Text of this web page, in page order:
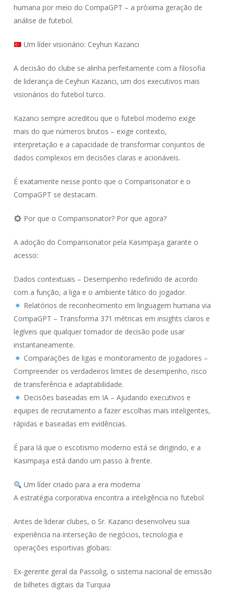
humana por meio do CompaGPT – a próxima geração de
análise de futebol.
Um líder visionário: Ceyhun Kazancı
A decisão do clube se alinha perfeitamente com a filosofia
de liderança de Ceyhun Kazancı, um dos executivos mais
visionários do futebol turco.
Kazancı sempre acreditou que o futebol moderno exige
mais do que números brutos – exige contexto,
interpretação e a capacidade de transformar conjuntos de
dados complexos em decisões claras e acionáveis.
É exatamente nesse ponto que o Comparisonator e o
CompaGPT se destacam.
Por que o Comparisonator? Por que agora?
A adoção do Comparisonator pela Kasımpaşa garante o
acesso:
Dados contextuais – Desempenho redefinido de acordo
com a função, a liga e o ambiente tático do jogador.
Relatórios de reconhecimento em linguagem humana via
CompaGPT – Transforma 371 métricas em insights claros e
legíveis que qualquer tomador de decisão pode usar
instantaneamente.
Comparações de ligas e monitoramento de jogadores –
Compreender os verdadeiros limites de desempenho, risco
de transferência e adaptabilidade.
Decisões baseadas em IA – Ajudando executivos e
equipes de recrutamento a fazer escolhas mais inteligentes,
rápidas e baseadas em evidências.
É para lá que o escotismo moderno está se dirigindo, e a
Kasımpaşa está dando um passo à frente.
Um líder criado para a era moderna
A estratégia corporativa encontra a inteligência no futebol
Antes de liderar clubes, o Sr. Kazancı desenvolveu sua
experiência na interseção de negócios, tecnologia e
operações esportivas globais:
Ex-gerente geral da Passolig, o sistema nacional de emissão
de bilhetes digitais da Turquia